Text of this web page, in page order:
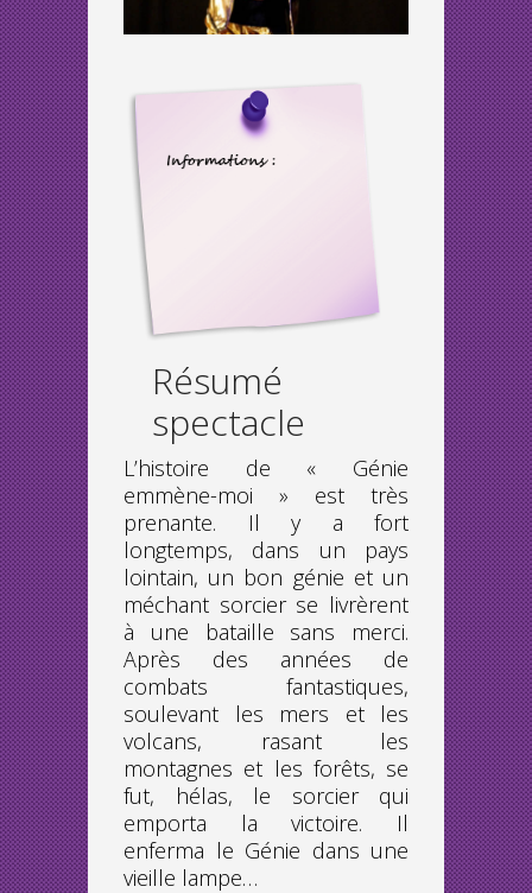
Résumé
spectacle
L’histoire de « Génie
emmène-moi » est très
prenante. Il y a fort
longtemps, dans un pays
lointain, un bon génie et un
méchant sorcier se livrèrent
à une bataille sans merci.
Après des années de
combats fantastiques,
soulevant les mers et les
volcans, rasant les
montagnes et les forêts, se
fut, hélas, le sorcier qui
emporta la victoire. Il
enferma le Génie dans une
vieille lampe…